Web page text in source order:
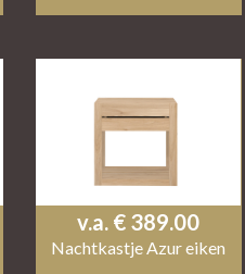
v.a. € 389.00
Nachtkastje Azur eiken